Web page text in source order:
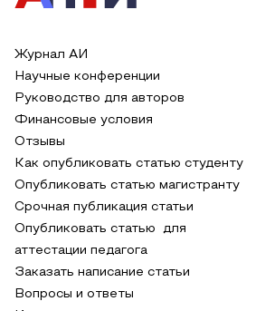
Журнал АИ
Научные конференции
Руководство для авторов
Финансовые условия
Отзывы
Как опубликовать статью студенту
Опубликовать статью магистранту
Срочная публикация статьи
Опубликовать статью для
аттестации педагога
Заказать написание статьи
Вопросы и ответы